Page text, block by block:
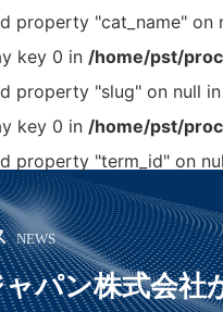
property "cat_name" on
key 0 in /home/pst/
property "slug" on null in
key 0 in /home/pst/
property "term_id" on
NEWS
ャパン株式会